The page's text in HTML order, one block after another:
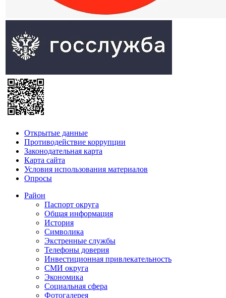
Открытые данные
Противодействие коррупции
Законодательная карта
Карта сайта
Условия использования материалов
Опросы
Район
Паспорт округа
Общая информация
История
Символика
Экстренные службы
Телефоны доверия
Инвестиционная привлекательность
СМИ округа
Экономика
Социальная сфера
Фотогалерея